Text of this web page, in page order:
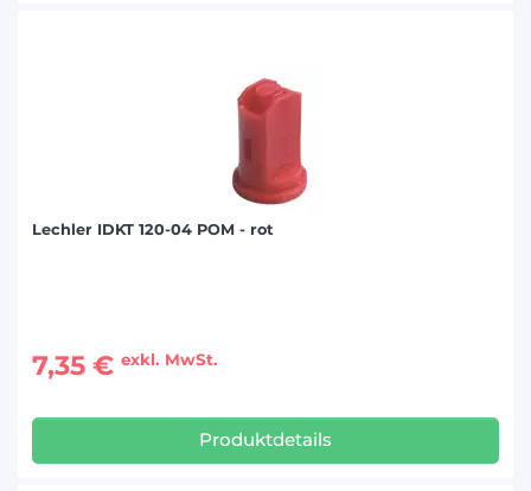
Lechler IDKT 120-04 POM - rot
7,35 € exkl. MwSt.
Produktdetails